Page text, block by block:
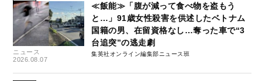
ニュース
2026.08.07
≪飯能≫「腹が減って食べ物を盗もう
と…」91歳女性殺害を供述したベトナム
国籍の男、在留資格なし…奪った車で“3
台追突”の逃走劇
集英社オンライン編集部ニュース班